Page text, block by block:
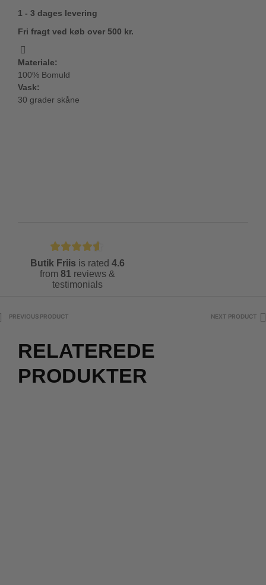
1 - 3 dages levering
Fri fragt ved køb over 500 kr.
Materiale:
100% Bomuld
Vask:
30 grader skåne
Butik Friis is rated 4.6
from 81 reviews &
testimonials
PREVIOUS PRODUCT NEXT PRODUCT
RELATEREDE
PRODUKTER